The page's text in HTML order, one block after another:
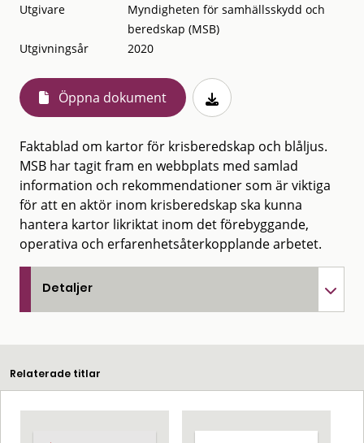
Utgivare
Myndigheten för samhällsskydd och
beredskap (MSB)
Utgivningsår
2020
Öppna dokument
Faktablad om kartor för krisberedskap och blåljus.
MSB har tagit fram en webbplats med samlad
information och rekommendationer som är viktiga
för att en aktör inom krisberedskap ska kunna
hantera kartor likriktat inom det förebyggande,
operativa och erfarenhetsåterkopplande arbetet.
Detaljer
Relaterade titlar